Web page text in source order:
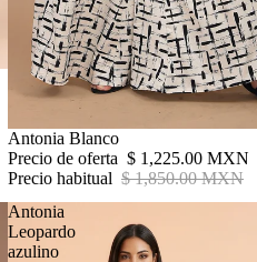
Oferta
Antonia Blanco
Precio de oferta $ 1,225.00 MXN
Precio habitual $ 1,850.00 MXN
Antonia
Leopardo
azulino